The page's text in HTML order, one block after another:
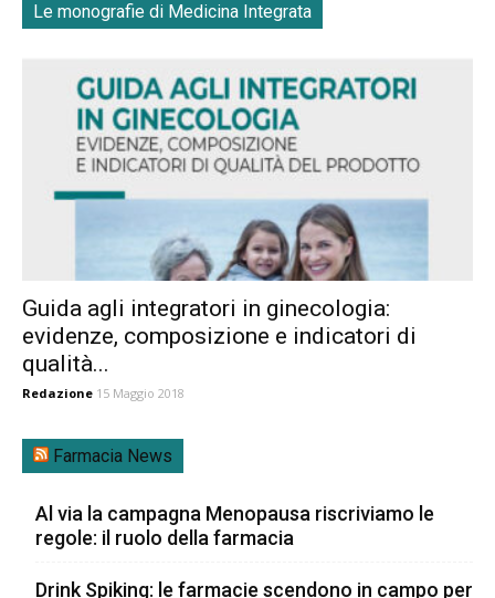
Le monografie di Medicina Integrata
Guida agli integratori in ginecologia:
evidenze, composizione e indicatori di
qualità...
Redazione 15 Maggio 2018
Farmacia News
Al via la campagna Menopausa riscriviamo le
regole: il ruolo della farmacia
Drink Spiking: le farmacie scendono in campo per